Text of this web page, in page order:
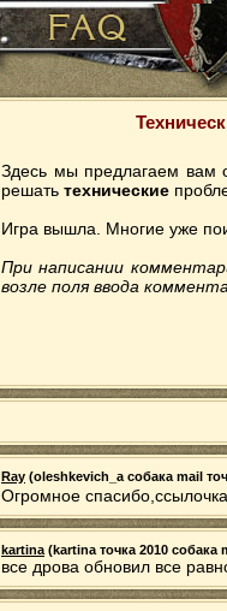
Здесь мы предлагаем вам
решать технические
Игра вышла. Многие уже
При написании
возле поля ввода
Ray (oleshkevich_a собака mail
Огромное
kartina (kartina точка 2010 собака
все дрова обновил все